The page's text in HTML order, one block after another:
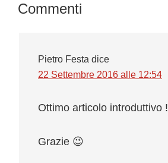
Interazioni
lettore
Commenti
Pietro Festa dice
22 Settembre 2016 alle 12:54
Ottimo articolo introduttivo !
Grazie 😉